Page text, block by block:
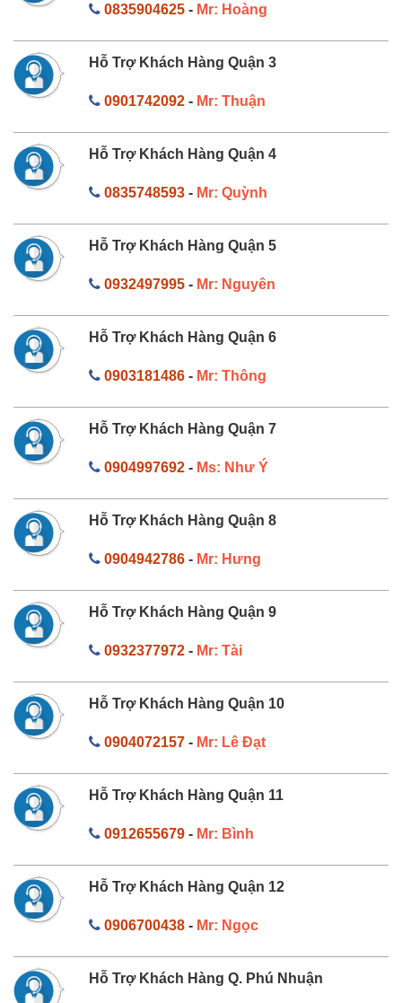
0835904625- Mr: Hoàng
Hỗ Trợ Khách Hàng Quận 3
0901742092- Mr: Thuận
Hỗ Trợ Khách Hàng Quận 4
0835748593- Mr: Quỳnh
Hỗ Trợ Khách Hàng Quận 5
0932497995- Mr: Nguyên
Hỗ Trợ Khách Hàng Quận 6
0903181486- Mr: Thông
Hỗ Trợ Khách Hàng Quận 7
0904997692- Ms: Như Ý
Hỗ Trợ Khách Hàng Quận 8
0904942786- Mr: Hưng
Hỗ Trợ Khách Hàng Quận 9
0932377972- Mr: Tài
Hỗ Trợ Khách Hàng Quận 10
0904072157- Mr: Lê Đạt
Hỗ Trợ Khách Hàng Quận 11
0912655679- Mr: Bình
Hỗ Trợ Khách Hàng Quận 12
0906700438- Mr: Ngọc
Hỗ Trợ Khách Hàng Q. Phú Nhuận